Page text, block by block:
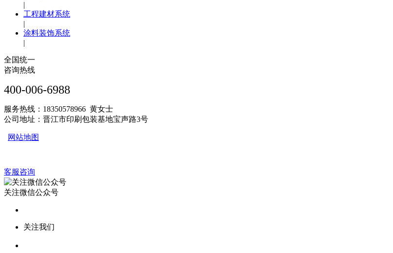
|
工程建材系统
|
涂料装饰系统
|
全国统一
咨询热线
400-006-6988
服务热线：18350578966 黄女士
公司地址：晋江市印刷包装基地宝声路3号
网站地图
客服咨询
关注微信公众号
关注我们